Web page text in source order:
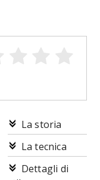
La storia
La tecnica
Dettagli di